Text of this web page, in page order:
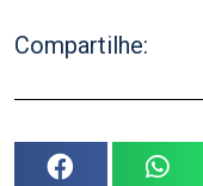
Compartilhe: